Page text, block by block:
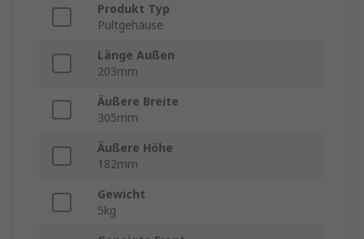
Produkt Typ
Pultgehäuse
Länge Außen
203mm
Äußere Breite
305mm
Äußere Höhe
182mm
Gewicht
5kg